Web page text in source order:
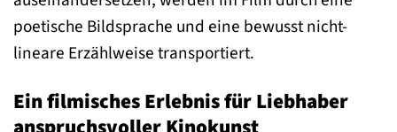
poetische Bildsprache und eine bewusst nicht-
lineare Erzählweise transportiert.
Ein filmisches Erlebnis für Liebhaber